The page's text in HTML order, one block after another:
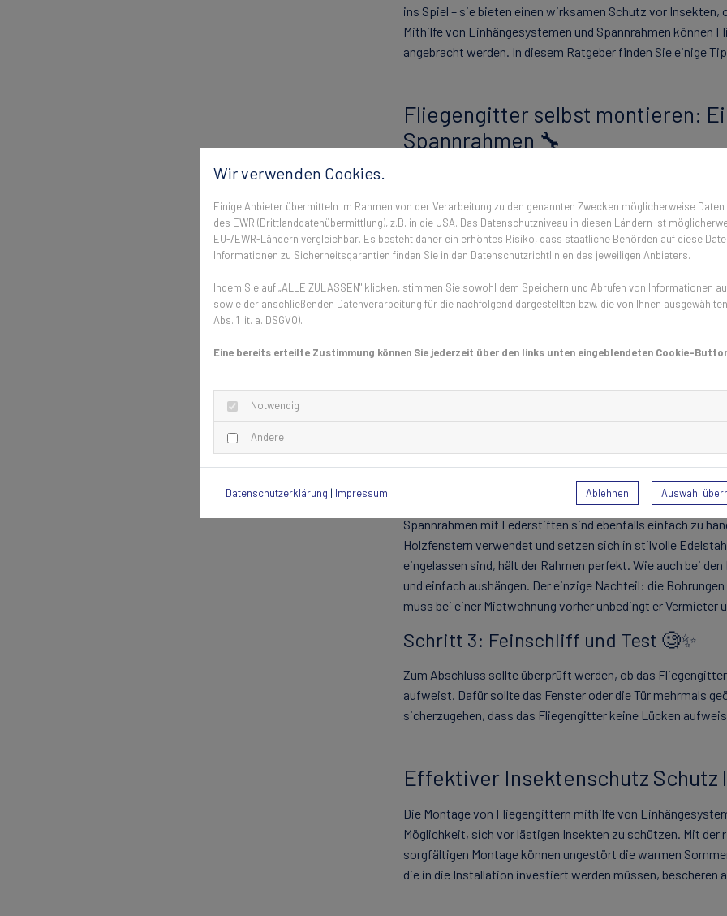
ins Spiel – sie bieten einen wirksamen Schutz vor
Mithilfe von Einhängesystemen und Spannrahmen können
angebracht werden. In diesem Ratgeber finden Sie einige
Fliegengitter selbst montieren:
Spannrahmen 🔧
Bevor ein Fliegengitter gekauft wird, sollte man sich genaue
allem das Ausmessen des Fensterrahmens ist sehr
Insektenschutzgitter millimetergenau gebaut werden,
Außerdem ist es wichtig lieber, mehrmals nachzumessen
Kopf zusammenzurechnen. Auch Dichtungen und der
der Größe muss auch das gewünschte Gewebe gewählt
Schritt 2: Rahmen vorbereiten und
Damit der Fensterrahmen das Fliegengitter gut hält, sollte
Klebrückstände sollten entfernt werden. Für das
oder Federstiften gewählt werden. Fliegengitter
Winkellaschen) und sind in verschiedenen Größen,
an Fenster anpassen und es sind keine Bohrungen nötig.
Mietwohnungen. Falls der Spannrahmen im Winter nicht
Spannrahmen mit Federstiften sind ebenfalls einfach zu
Holzfenstern verwendet und setzen sich in stilvolle
eingelassen sind, hält der Rahmen perfekt. Wie auch bei
und einfach aushängen. Der einzige Nachteil: die
muss bei einer Mietwohnung vorher unbedingt er Vermieter
Schritt 3: Feinschliff und Test 🧐✨
Zum Abschluss sollte überprüft werden, ob das
aufweist. Dafür sollte das Fenster oder die Tür mehrmals
sicherzugehen, dass das Fliegengitter keine Lücken
Effektiver Insektenschutz
Die Montage von Fliegengittern mithilfe von
Möglichkeit, sich vor lästigen Insekten zu schützen. Mit
sorgfältigen Montage können ungestört die warmen
die in die Installation investiert werden müssen, bescheren
Wir verwenden Cookies.
Einige Anbieter übermitteln im Rahmen von der Verarbeitung zu den genannten Zwecken möglicherweise
des EWR (Drittlanddatenübermittlung), z.B. in die USA. Das Datenschutzniveau in diesen Ländern ist
EU-/EWR-Ländern vergleichbar. Es besteht daher ein erhöhtes Risiko, dass staatliche Behörden auf diese
Informationen zu Sicherheitsgarantien finden Sie in den Datenschutzrichtlinien des jeweiligen Anbieters.
Indem Sie auf „ALLE ZULASSEN" klicken, stimmen Sie sowohl dem Speichern und Abrufen von Informationen auf
sowie der anschließenden Datenverarbeitung für die nachfolgend dargestellten bzw. die von Ihnen
Abs. 1 lit. a. DSGVO).
Eine bereits erteilte Zustimmung können Sie jederzeit über den links unten eingeblendeten Cookie-
Notwendig
Andere
Datenschutzerklärung | Impressum Ablehnen Auswahl